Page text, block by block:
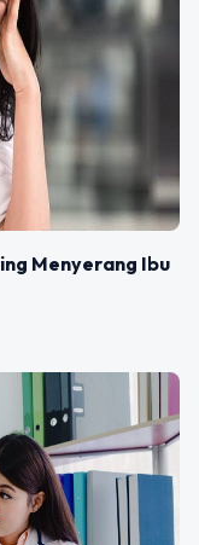
Menyerang Ibu